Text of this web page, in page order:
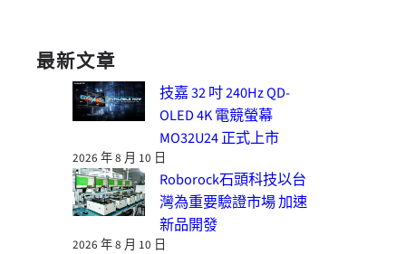
最新文章
技嘉 32 吋 240Hz QD-
OLED 4K 電競螢幕
MO32U24 正式上市
2026 年 8 月 10 日
Roborock石頭科技以台
灣為重要驗證市場 加速
新品開發
2026 年 8 月 10 日